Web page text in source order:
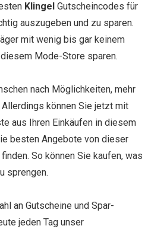
Klingel Gutscheincodes für
auszugeben und zu sparen.
mit wenig bis gar keinem
Mode-Store sparen.
nach Möglichkeiten, mehr
können Sie jetzt mit
aus Ihren Einkäufen in diesem
besten Angebote von dieser
So können Sie kaufen, was
sprengen.
an Gutscheine und Spar-
jeden Tag unser